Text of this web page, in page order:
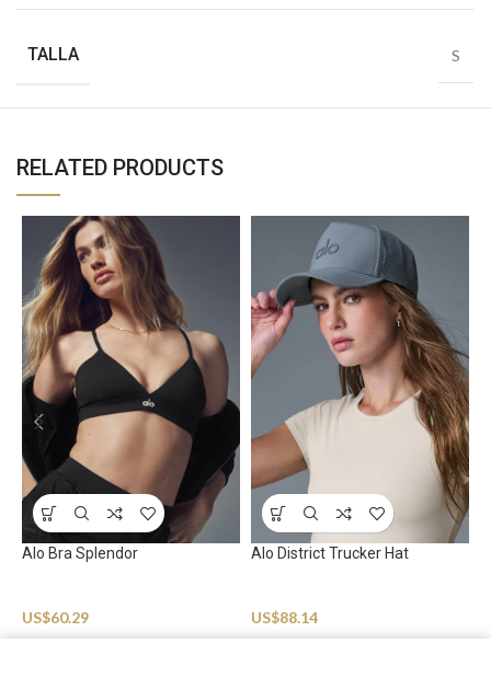
TALLA S
RELATED PRODUCTS
Alo Bra Splendor
US$60.29
Alo District Trucker Hat
US$88.14